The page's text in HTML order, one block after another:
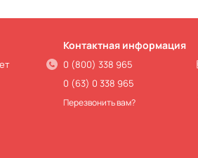
Контактная информация
0 (800) 338 965
0 (63) 0 338 965
Перезвонить вам?